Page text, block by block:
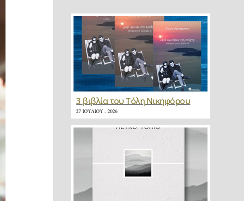
3 βιβλία του Τόλη Νικηφόρου
27 ΙΟΥΛΊΟΥ , 2026